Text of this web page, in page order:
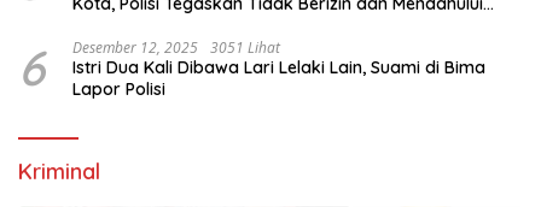
6 Desember 12, 2025 3051 Lihat
Istri Dua Kali Dibawa Lari Lelaki Lain, Suami di Bima
Lapor Polisi
Kriminal